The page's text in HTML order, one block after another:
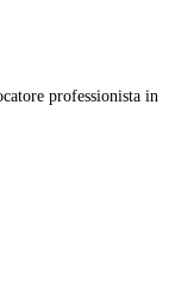
professionista in